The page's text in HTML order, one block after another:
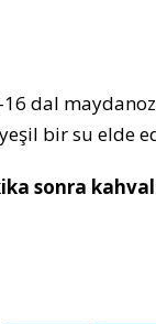
16 dal
bir su elde
sonra